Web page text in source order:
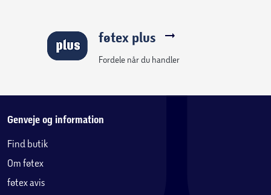
føtex plus
Fordele når du handler
Genveje og information
Find butik
Om føtex
føtex avis